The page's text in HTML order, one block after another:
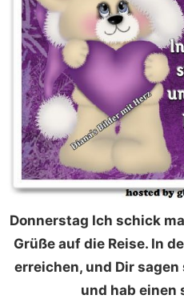
Donnerstag Ich schick
Grüße auf die Reise. In
erreichen, und Dir
und hab einen